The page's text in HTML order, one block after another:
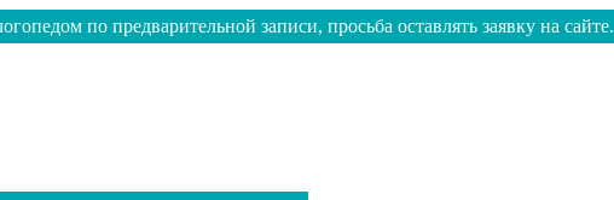
по предварительной записи, просьба оставлять заявку на сайте.